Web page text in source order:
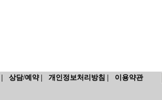
상담/예약 | 개인정보처리방침 | 이용약관